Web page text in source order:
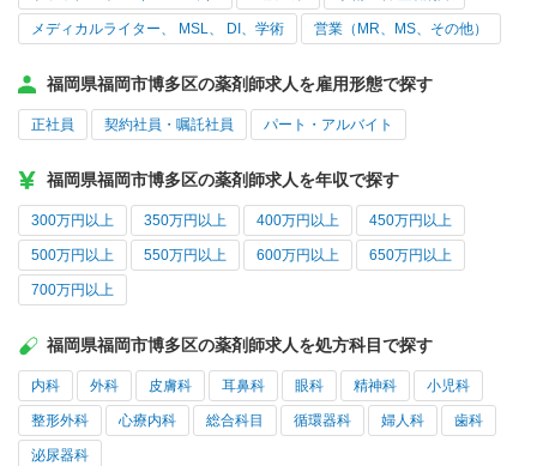
メディカルライター、 MSL、 DI、学術 営業（MR、MS、その他）
福岡県福岡市博多区の薬剤師求人を雇用形態で探す
正社員 契約社員・嘱託社員 パート・アルバイト
福岡県福岡市博多区の薬剤師求人を年収で探す
300万円以上 350万円以上 400万円以上 450万円以上
500万円以上 550万円以上 600万円以上 650万円以上
700万円以上
福岡県福岡市博多区の薬剤師求人を処方科目で探す
内科 外科 皮膚科 耳鼻科 眼科 精神科 小児科
整形外科 心療内科 総合科目 循環器科 婦人科 歯科
泌尿器科